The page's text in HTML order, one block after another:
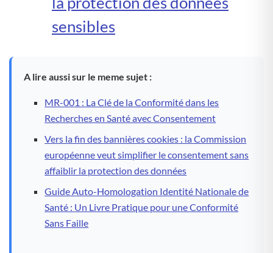
sensibles
A lire aussi sur le meme sujet :
MR-001 : La Clé de la Conformité dans les
Recherches en Santé avec Consentement
Vers la fin des bannières cookies : la Commission
européenne veut simplifier le consentement sans
affaiblir la protection des données
Guide Auto-Homologation Identité Nationale de
Santé : Un Livre Pratique pour une Conformité
Sans Faille